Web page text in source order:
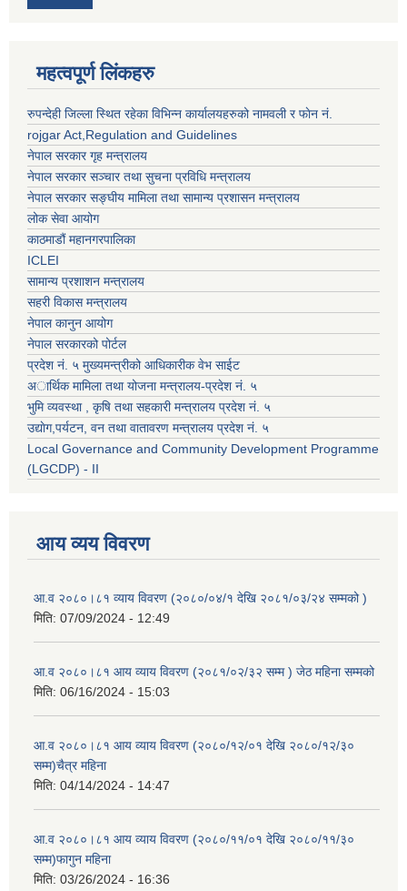
महत्वपूर्ण लिंकहरु
रुपन्देही जिल्ला स्थित रहेका विभिन्न कार्यालयहरुको नामवली र फाेन न‌ं.
rojgar Act,Regulation and Guidelines
नेपाल सरकार गृह मन्त्रालय
नेपाल सरकार सञ्चार तथा सुचना प्रविधि मन्त्रालय
नेपाल सरकार सङ्घीय मामिला तथा सामान्य प्रशासन मन्त्रालय
लोक सेवा आयोग
काठमाडौं महानगरपालिका
ICLEI
सामान्य प्रशाशन मन्त्रालय
सहरी विकास मन्त्रालय
नेपाल कानुन आयोग
नेपाल सरकारको पोर्टल
प्रदेश नं. ५ मुख्यमन्त्रीको आधिकारीक वेभ साईट
अार्थिक मामिला तथा योजना मन्त्रालय-प्रदेश नं. ५
भुमि व्यवस्था , कृषि तथा सहकारी मन्त्रालय प्रदेश नं. ५
उद्याेग,पर्यटन, वन तथा वातावरण मन्त्रालय प्रदेश नं. ५
Local Governance and Community Development Programme
(LGCDP) - II
आय व्यय विवरण
आ.व २०८०।८१ व्याय विवरण (२०८०/०४/१ देखि २०८१/०३/२४ सम्मको )
मिति: 07/09/2024 - 12:49
आ.व २०८०।८१ आय व्याय विवरण (२०८१/०२/३२ सम्म ) जेठ महिना सम्मको
मिति: 06/16/2024 - 15:03
आ.व २०८०।८१ आय व्याय विवरण (२०८०/१२/०१ देखि २०८०/१२/३०
सम्म)चैत्र महिना
मिति: 04/14/2024 - 14:47
आ.व २०८०।८१ आय व्याय विवरण (२०८०/११/०१ देखि २०८०/११/३०
सम्म)फागुन महिना
मिति: 03/26/2024 - 16:36